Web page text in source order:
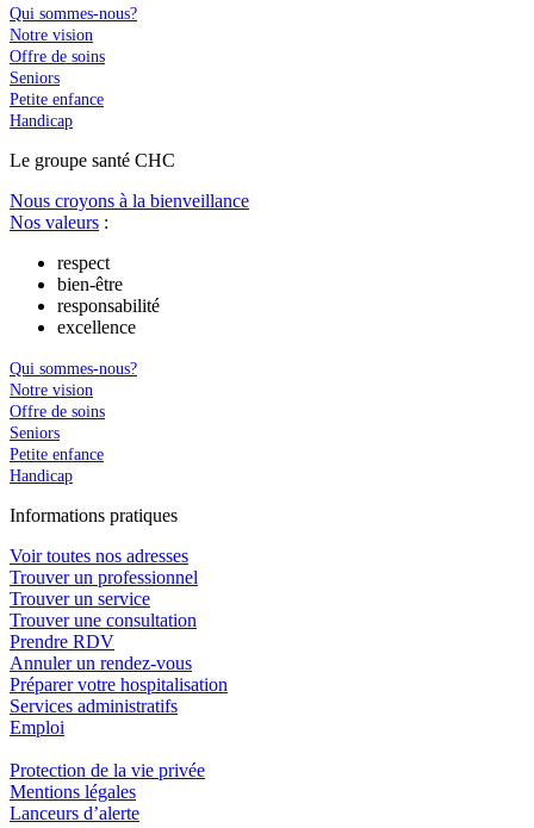
Qui sommes-nous?
Notre vision
Offre de soins
Seniors
Petite enfance
Handicap
Le groupe santé CHC
Nous croyons à la bienveillance
Nos valeurs :
respect
bien-être
responsabilité
excellence
Qui sommes-nous?
Notre vision
Offre de soins
Seniors
Petite enfance
Handicap
Informations pratiques
Voir toutes nos adresses
Trouver un professionnel
Trouver un service
Trouver une consultation
Prendre RDV
Annuler un rendez-vous
Préparer votre hospitalisation
Services administratifs
Emploi​
Protection de la vie privée
Mentions légales
Lanceurs d’alerte